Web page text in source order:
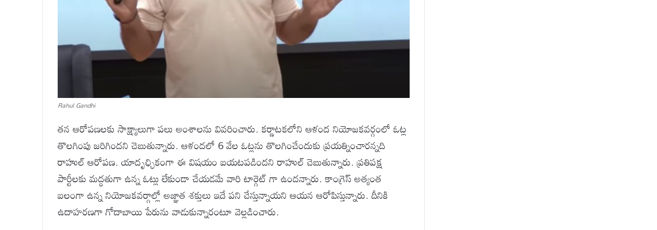
Rahul Gandhi
తన ఆరోపణలకు సాక్ష్యాలుగా పలు అంశాలను వివరించారు. కర్ణాటకలోని ఆళంద నియోజకవర్గంలో ఓట్ల
తొలగింపు జరిగిందని చెబుతున్నారు. ఆళందలో 6 వేల ఓట్లను తొలగించేందుకు ప్రయత్నించారన్నది
రాహుల్ ఆరోపణ. యాదృఛ్ఛికంగా ఈ విషయం బయటపడిందని రాహుల్ చెబుతున్నారు. ప్రతిపక్ష
పార్టీలకు మద్ధతుగా ఉన్న ఓట్లు లేకుండా చేయడమే వారి టార్గెట్ గా ఉందన్నారు. కాంగ్రెస్ అత్యంత
బలంగా ఉన్న నియోజకవర్గాల్లో అజ్ఞాత శక్తులు ఇదే పని చేస్తున్నాయని ఆయన ఆరోపిస్తున్నారు. దీనికి
ఉదాహరణగా గోదాబాయి పేరును వాడుకున్నారంటూ వెల్లడించారు.